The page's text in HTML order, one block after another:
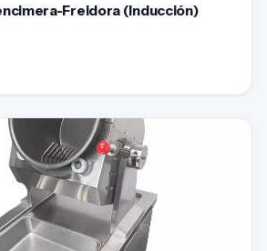
Freidora (Inducción)